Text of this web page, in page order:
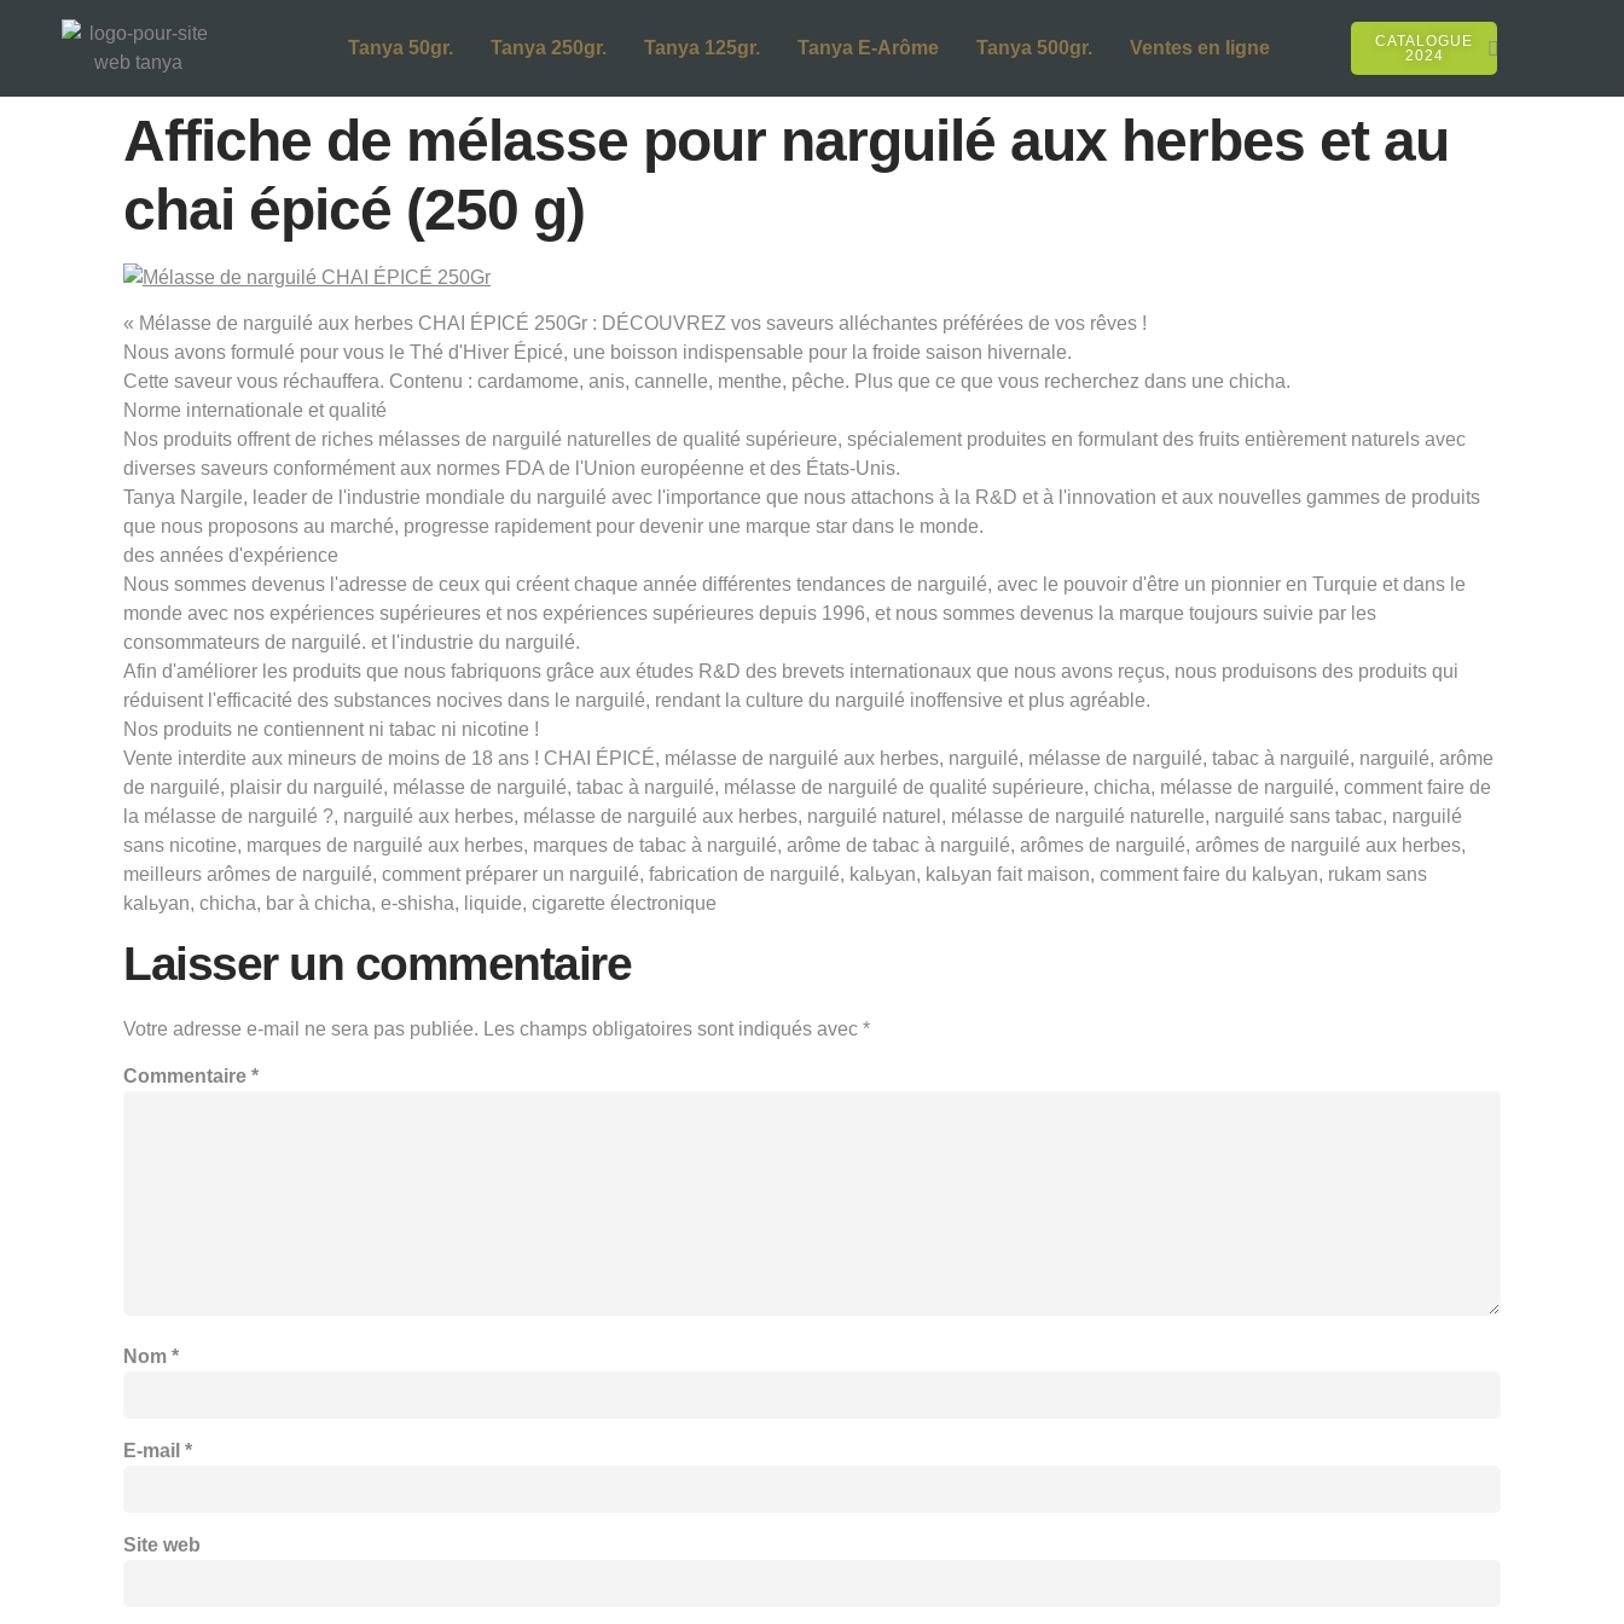
Tanya 50gr. Tanya 250gr. Tanya 125gr. Tanya E-Arôme Tanya 500gr. Ventes en ligne
CATALOGUE
2024
Affiche de mélasse pour narguilé aux herbes et au
chai épicé (250 g)
« Mélasse de narguilé aux herbes CHAI ÉPICÉ 250Gr : DÉCOUVREZ vos saveurs alléchantes préférées de vos rêves !
Nous avons formulé pour vous le Thé d'Hiver Épicé, une boisson indispensable pour la froide saison hivernale.
Cette saveur vous réchauffera. Contenu : cardamome, anis, cannelle, menthe, pêche. Plus que ce que vous recherchez dans une chicha.
Norme internationale et qualité
Nos produits offrent de riches mélasses de narguilé naturelles de qualité supérieure, spécialement produites en formulant des fruits entièrement naturels avec
diverses saveurs conformément aux normes FDA de l'Union européenne et des États-Unis.
Tanya Nargile, leader de l'industrie mondiale du narguilé avec l'importance que nous attachons à la R&D et à l'innovation et aux nouvelles gammes de produits
que nous proposons au marché, progresse rapidement pour devenir une marque star dans le monde.
des années d'expérience
Nous sommes devenus l'adresse de ceux qui créent chaque année différentes tendances de narguilé, avec le pouvoir d'être un pionnier en Turquie et dans le
monde avec nos expériences supérieures et nos expériences supérieures depuis 1996, et nous sommes devenus la marque toujours suivie par les
consommateurs de narguilé. et l'industrie du narguilé.
Afin d'améliorer les produits que nous fabriquons grâce aux études R&D des brevets internationaux que nous avons reçus, nous produisons des produits qui
réduisent l'efficacité des substances nocives dans le narguilé, rendant la culture du narguilé inoffensive et plus agréable.
Nos produits ne contiennent ni tabac ni nicotine !
Vente interdite aux mineurs de moins de 18 ans ! CHAI ÉPICÉ, mélasse de narguilé aux herbes, narguilé, mélasse de narguilé, tabac à narguilé, narguilé, arôme
de narguilé, plaisir du narguilé, mélasse de narguilé, tabac à narguilé, mélasse de narguilé de qualité supérieure, chicha, mélasse de narguilé, comment faire de
la mélasse de narguilé ?, narguilé aux herbes, mélasse de narguilé aux herbes, narguilé naturel, mélasse de narguilé naturelle, narguilé sans tabac, narguilé
sans nicotine, marques de narguilé aux herbes, marques de tabac à narguilé, arôme de tabac à narguilé, arômes de narguilé, arômes de narguilé aux herbes,
meilleurs arômes de narguilé, comment préparer un narguilé, fabrication de narguilé, kalьyan, kalьyan fait maison, comment faire du kalьyan, rukam sans
kalьyan, chicha, bar à chicha, e-shisha, liquide, cigarette électronique
Laisser un commentaire
Votre adresse e-mail ne sera pas publiée. Les champs obligatoires sont indiqués avec *
Commentaire *
Nom *
E-mail *
Site web